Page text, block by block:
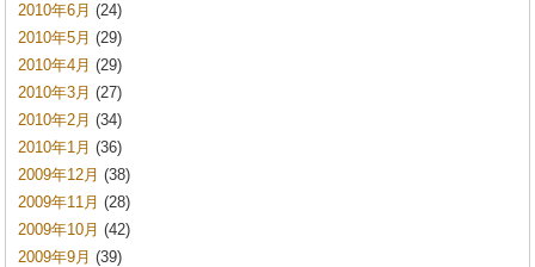
2010年6月 (24)
2010年5月 (29)
2010年4月 (29)
2010年3月 (27)
2010年2月 (34)
2010年1月 (36)
2009年12月 (38)
2009年11月 (28)
2009年10月 (42)
2009年9月 (39)